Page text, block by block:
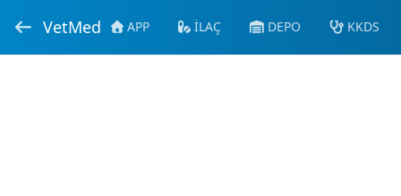
VetMed APP İLAÇ DEPO KKDS